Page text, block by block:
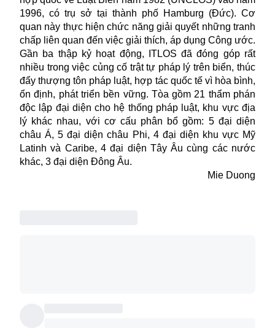
1996, có trụ sở tại thành phố Hamburg (Đức). Cơ
quan này thực hiện chức năng giải quyết những tranh
chấp liên quan đến việc giải thích, áp dụng Công ước.
Gần ba thập kỷ hoạt động, ITLOS đã đóng góp rất
nhiều trong việc củng cố trật tự pháp lý trên biển, thúc
đẩy thượng tôn pháp luật, hợp tác quốc tế vì hòa bình,
ổn định, phát triển bền vững. Tòa gồm 21 thẩm phán
độc lập đại diện cho hệ thống pháp luật, khu vực địa
lý khác nhau, với cơ cấu phân bổ gồm: 5 đại diện
châu Á, 5 đại diện châu Phi, 4 đại diện khu vực Mỹ
Latinh và Caribe, 4 đại diện Tây Âu cùng các nước
khác, 3 đại diện Đông Âu.
Mie Duong